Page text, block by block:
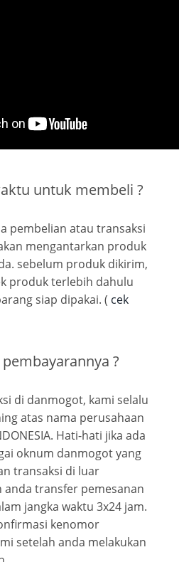
untuk membeli ?
pembelian atau transaksi
mengantarkan produk
sebelum produk dikirim,
produk terlebih dahulu
siap dipakai. ( cek
?
di danmogot, kami selalu
atas nama perusahaan
Hati-hati jika ada
oknum danmogot yang
transaksi di luar
anda transfer pemesanan
jangka waktu 3x24 jam.
kenomor
setelah anda melakukan